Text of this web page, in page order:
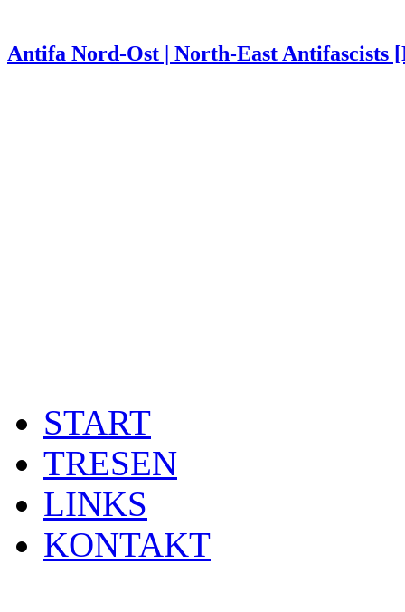
Antifa Nord-Ost | North-East Antifascists
START
TRESEN
LINKS
KONTAKT